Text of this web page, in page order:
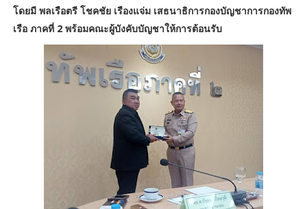
โดยมี พลเรือตรี โชคชัย เรืองแจ่ม เสธนาธิการกองบัญชาการกองทัพ
เรือ ภาคที่ 2 พร้อมคณะผู้บังคับบัญชาให้การต้อนรับ